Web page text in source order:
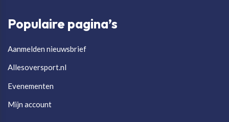
Populaire pagina’s
Aanmelden nieuwsbrief
Allesoversport.nl
Evenementen
Mijn account